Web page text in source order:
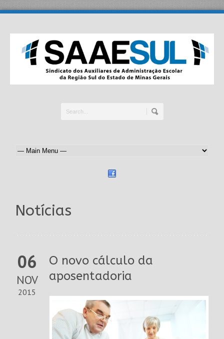
Notícias
06
NOV
2015
O novo cálculo da
aposentadoria